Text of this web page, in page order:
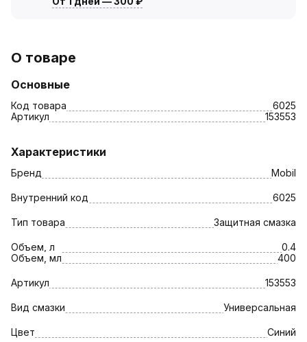
О товаре
Основные
Код товара
6025
Артикул
153553
Характеристики
Бренд Mobil
Внутренний код 6025
Тип товара Защитная смазка
Объем, л
0.4
Объем, мл
400
Артикул 153553
Вид смазки Универсальная
Цвет Синий